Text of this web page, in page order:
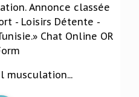
Annonce classée
- Loisirs Détente -
Chat Online OR
musculation...